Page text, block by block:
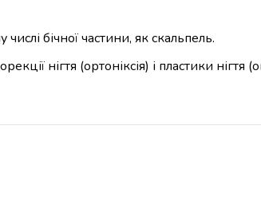
бічної частини, як скальпель.
нігтя (ортоніксія) і пластики нігтя